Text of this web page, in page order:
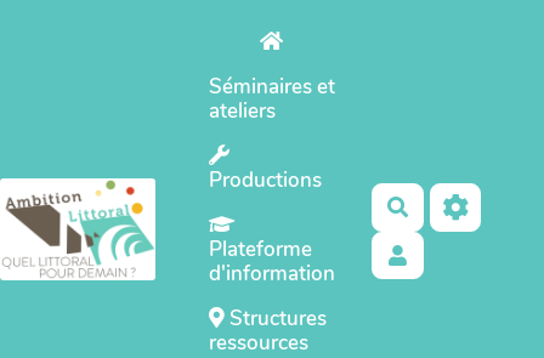
Séminaires et
ateliers
Productions
Plateforme
d'information
Structures
ressources
Rechercher